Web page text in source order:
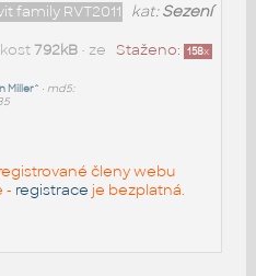
kat:Sezení
family RVT2011
Staženo: 158x
792kB• ze
Miller^ • md5:
členy webu
- registrace je bezplatná.